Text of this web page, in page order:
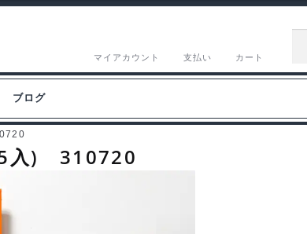
マイアカウント 支払い カート
ブログ
入) 310720